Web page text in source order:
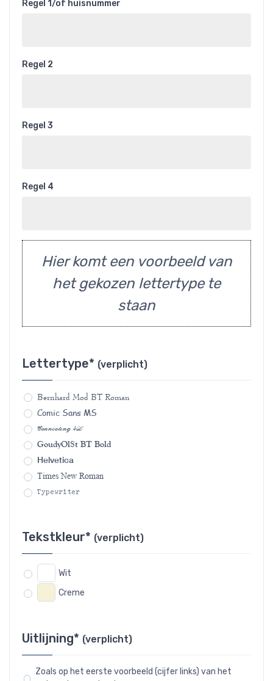
Regel 1/of huisnummer
Regel 2
Regel 3
Regel 4
Hier komt een voorbeeld van
het gekozen lettertype te
staan
Lettertype* (verplicht)
Bernhard Mod BT Roman
Comic Sans MS
Connecting 4L
GoudyOlSt BT Bold
Helvetica
Times New Roman
Typewriter
Tekstkleur* (verplicht)
Wit
Creme
Uitlijning* (verplicht)
Zoals op het eerste voorbeeld (cijfer links) van het